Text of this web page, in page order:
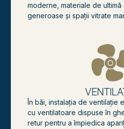
moderne, materiale de
generoase și spații vitrate
În băi, instalaţia de ventilaţie
cu ventilatoare dispuse în
retur pentru a împiedica